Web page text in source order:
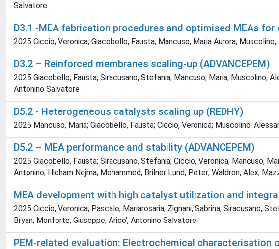
Salvatore
D3.1 -MEA fabrication procedures and optimised MEAs for
2025 Ciccio, Veronica; Giacobello, Fausta; Mancuso, Maria Aurora;
D3.2 – Reinforced membranes scaling-up (ADVANCEPEM)
2025 Giacobello, Fausta; Siracusano, Stefania; Mancuso, Maria; Muscolino,
Antonino Salvatore
D5.2 - Heterogeneous catalysts scaling up (REDHY)
2025 Mancuso, Maria; Giacobello, Fausta; Ciccio, Veronica; Muscolino,
D5.2 – MEA performance and stability (ADVANCEPEM)
2025 Giacobello, Fausta; Siracusano, Stefania; Ciccio, Veronica; Mancuso,
Antonino; Hicham Nejma, Mohammed; Brilner Lund, Peter; Waldron, Alex;
MEA development with high catalyst utilization and
2025 Ciccio, Veronica; Pascale, Mariarosaria; Zignani, Sabrina; Siracusano,
Bryan; Monforte, Giuseppe; Arico', Antonino Salvatore
PEM-related evaluation: Electrochemical characterisation